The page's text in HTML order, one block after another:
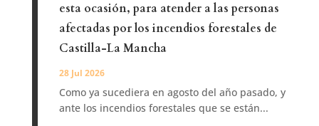
esta ocasión, para atender a las personas
afectadas por los incendios forestales de
Castilla-La Mancha
28 Jul 2026
Como ya sucediera en agosto del año pasado, y
ante los incendios forestales que se están...